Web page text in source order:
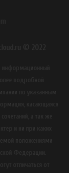
© 2022
информационный
подробной
по указанным
касающаяся
а так же
и ни при каких
положениями
Федерации.
отличаться от